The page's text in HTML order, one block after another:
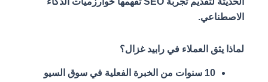
الاصطناعي.
لماذا يثق العملاء في رابيد غزال؟
10 سنوات من الخبرة الفعلية في سوق السيو